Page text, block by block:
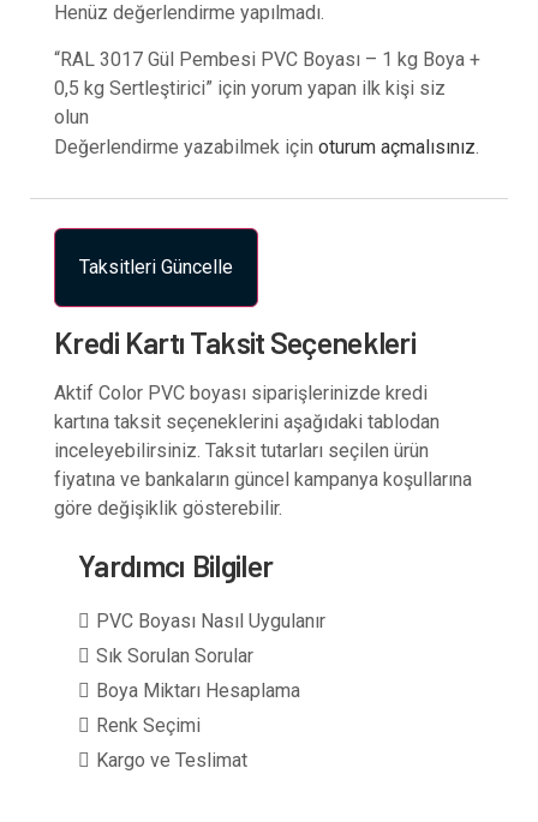
Henüz değerlendirme yapılmadı.
“RAL 3017 Gül Pembesi PVC Boyası – 1 kg Boya +
0,5 kg Sertleştirici” için yorum yapan ilk kişi siz
olun
Değerlendirme yazabilmek için oturum açmalısınız.
Taksitleri Güncelle
Kredi Kartı Taksit Seçenekleri
Aktif Color PVC boyası siparişlerinizde kredi
kartına taksit seçeneklerini aşağıdaki tablodan
inceleyebilirsiniz. Taksit tutarları seçilen ürün
fiyatına ve bankaların güncel kampanya koşullarına
göre değişiklik gösterebilir.
Yardımcı Bilgiler
PVC Boyası Nasıl Uygulanır
Sık Sorulan Sorular
Boya Miktarı Hesaplama
Renk Seçimi
Kargo ve Teslimat